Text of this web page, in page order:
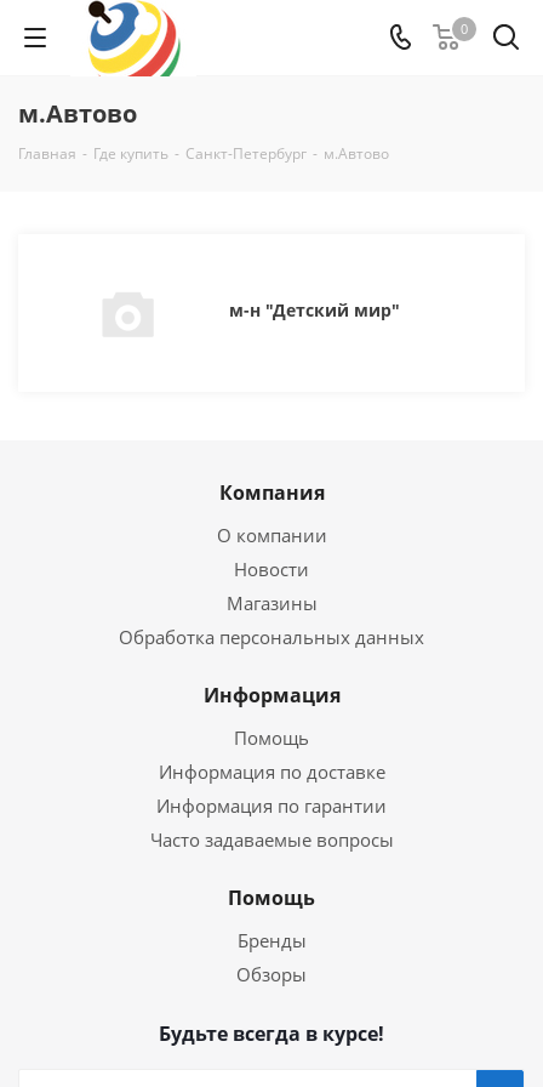
0
м.Автово
Главная - Где купить - Санкт-Петербург - м.Автово
м-н "Детский мир"
Компания
О компании
Новости
Магазины
Обработка персональных данных
Информация
Помощь
Информация по доставке
Информация по гарантии
Часто задаваемые вопросы
Помощь
Бренды
Обзоры
Будьте всегда в курсе!